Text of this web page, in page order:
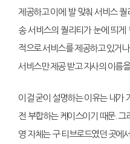
제공하고 이에 발 맞춰 서비스
송 서비스의 퀄리티가 눈에 띄게
적으로 서비스를 제공하고 있거
서비스만 제공 받고 자사의 이름
이걸 굳이 설명하는 이유는 내가
전 부합하는 케이스이기 때문. 그
영 자체는 구 티브로드였던 곳에